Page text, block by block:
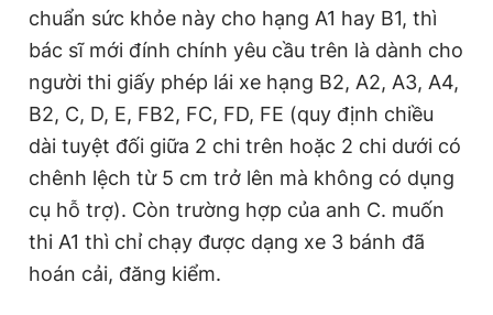
chuẩn sức khỏe này cho hạng A1 hay B1, thì
bác sĩ mới đính chính yêu cầu trên là dành cho
người thi giấy phép lái xe hạng B2, A2, A3, A4,
B2, C, D, E, FB2, FC, FD, FE (quy định chiều
dài tuyệt đối giữa 2 chi trên hoặc 2 chi dưới có
chênh lệch từ 5 cm trở lên mà không có dụng
cụ hỗ trợ). Còn trường hợp của anh C. muốn
thi A1 thì chỉ chạy được dạng xe 3 bánh đã
hoán cải, đăng kiểm.